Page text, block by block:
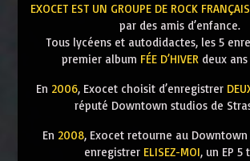
EXOCET EST UN GROUPE DE ROCK FRANÇAIS
par des amis d’enfance.
Tous lycéens et autodidactes, les 5
premier album FÉE D’HIVERdeux ans
En 2006, Exocet choisit d’enregistrer
réputé Downtown studios de
En 2008, Exocet retourne au
enregistrer ELISEZ-MOI, un EP 5